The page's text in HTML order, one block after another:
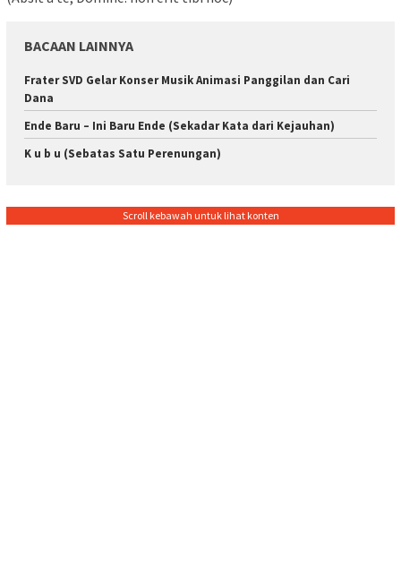
BACAAN LAINNYA
Frater SVD Gelar Konser Musik Animasi Panggilan dan Cari
Dana
Ende Baru – Ini Baru Ende (Sekadar Kata dari Kejauhan)
K u b u (Sebatas Satu Perenungan)
Scroll kebawah untuk lihat konten